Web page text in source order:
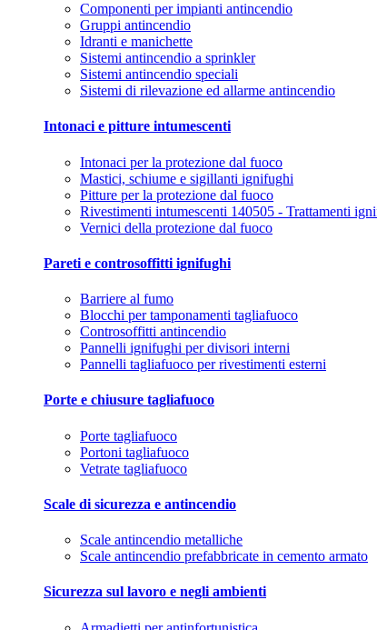
Componenti per impianti antincendio
Gruppi antincendio
Idranti e manichette
Sistemi antincendio a sprinkler
Sistemi antincendio speciali
Sistemi di rilevazione ed allarme antincendio
Intonaci e pitture intumescenti
Intonaci per la protezione dal fuoco
Mastici, schiume e sigillanti ignifughi
Pitture per la protezione dal fuoco
Rivestimenti intumescenti 140505 - Trattamenti
Vernici della protezione dal fuoco
Pareti e controsoffitti ignifughi
Barriere al fumo
Blocchi per tamponamenti tagliafuoco
Controsoffitti antincendio
Pannelli ignifughi per divisori interni
Pannelli tagliafuoco per rivestimenti esterni
Porte e chiusure tagliafuoco
Porte tagliafuoco
Portoni tagliafuoco
Vetrate tagliafuoco
Scale di sicurezza e antincendio
Scale antincendio metalliche
Scale antincendio prefabbricate in cemento armato
Sicurezza sul lavoro e negli ambienti